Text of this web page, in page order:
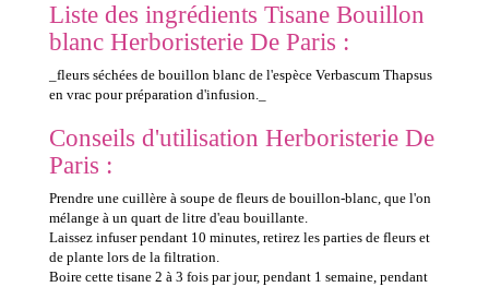
Liste des ingrédients Tisane Bouillon
blanc Herboristerie De Paris :
_fleurs séchées de bouillon blanc de l'espèce Verbascum Thapsus
en vrac pour préparation d'infusion._
Conseils d'utilisation Herboristerie De
Paris :
Prendre une cuillère à soupe de fleurs de bouillon-blanc, que l'on
mélange à un quart de litre d'eau bouillante.
Laissez infuser pendant 10 minutes, retirez les parties de fleurs et
de plante lors de la filtration.
Boire cette tisane 2 à 3 fois par jour, pendant 1 semaine, pendant